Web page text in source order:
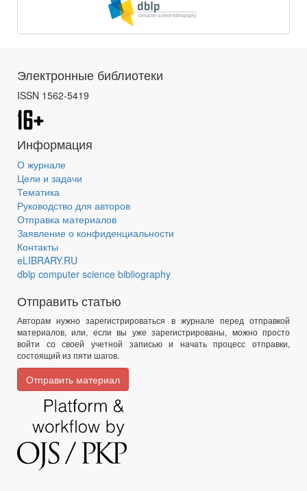
Электронные библиотеки
ISSN 1562-5419
Информация
О журнале
Цели и задачи
Тематика
Руководство для авторов
Отправка материалов
Заявление о конфиденциальности
Контакты
eLIBRARY.RU
dblp computer science bibliography
Отправить статью
Авторам нужно зарегистрироваться в журнале перед отправкой
материалов, или, если вы уже зарегистрированы, можно просто
войти со своей учетной записью и начать процесс отправки,
состоящий из пяти шагов.
Отправить материал